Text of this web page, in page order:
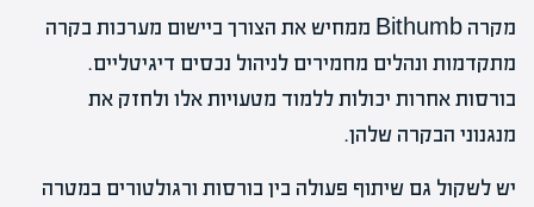
מקרה Bithumb ממחיש את הצורך ביישום מערכות בקרה
מתקדמות ונהלים מחמירים לניהול נכסים דיגיטליים.
בורסות אחרות יכולות ללמוד מטעויות אלו ולחזק את
מנגנוני הבקרה שלהן.
יש לשקול גם שיתוף פעולה בין בורסות ורגולטורים במטרה